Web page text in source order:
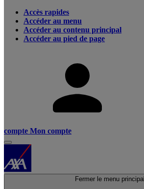
Accès rapides
Accéder au menu
Accéder au contenu principal
Accéder au pied de page
compte Mon compte
Fermer le menu principal